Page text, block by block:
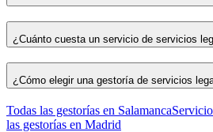
¿Cuánto cuesta un servicio de servicios
¿Cómo elegir una gestoría de servicios
Todas las gestorías en Salamanca
las gestorías en Madrid